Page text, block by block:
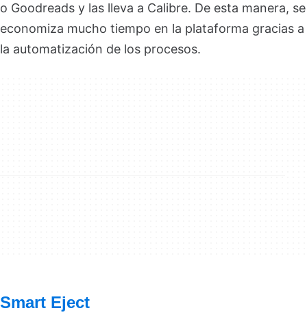
o Goodreads y las lleva a Calibre. De esta manera, se
economiza mucho tiempo en la plataforma gracias a
la automatización de los procesos.
Smart Eject